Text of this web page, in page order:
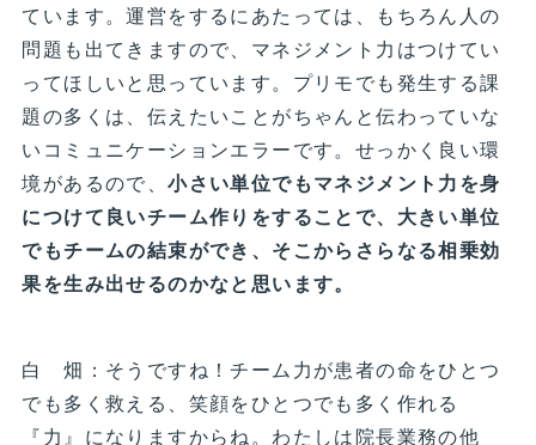
ています。運営をするにあたっては、もちろん人の
問題も出てきますので、マネジメント力はつけてい
ってほしいと思っています。プリモでも発生する課
題の多くは、伝えたいことがちゃんと伝わっていな
いコミュニケーションエラーです。せっかく良い環
境があるので、小さい単位でもマネジメント力を身
につけて良いチーム作りをすることで、大きい単位
でもチームの結束ができ、そこからさらなる相乗効
果を生み出せるのかなと思います。
白 畑：そうですね！チーム力が患者の命をひとつ
でも多く救える、笑顔をひとつでも多く作れる
『力』になりますからね。わたしは院長業務の他